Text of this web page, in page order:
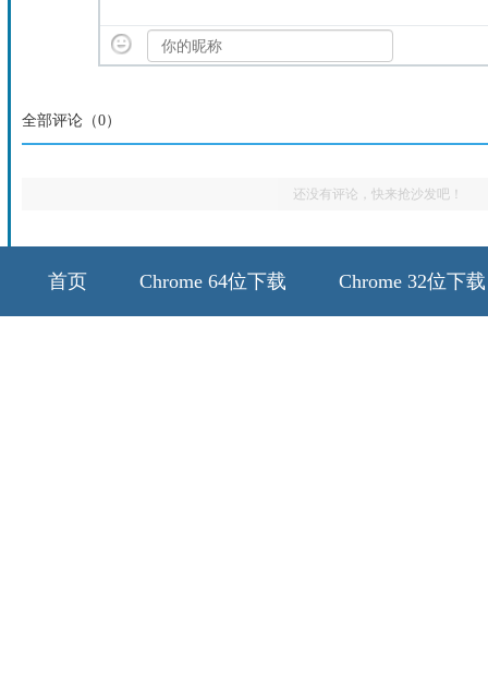
全部评论（0）
还没有评论，快来抢沙发吧！
首页 Chrome 64位下载 Chrome 32位下载